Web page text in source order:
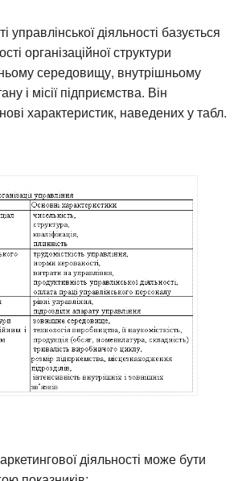
управлінської діяльності базується
організаційної структури
середовищу, внутрішньому
і місії підприємства. Він
характеристик, наведених у табл.
діяльності може бути